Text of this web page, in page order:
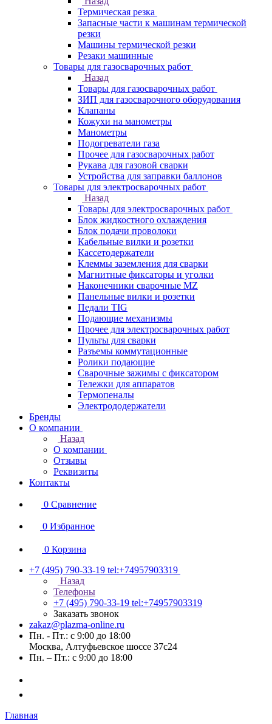
Термическая резка
Запасные части к машинам термической
резки
Машины термической резки
Резаки машинные
Товары для газосварочных работ
Назад
Товары для газосварочных работ
ЗИП для газосварочного оборудования
Клапаны
Кожухи на манометры
Манометры
Подогреватели газа
Прочее для газосварочных работ
Рукава для газовой сварки
Устройства для заправки баллонов
Товары для электросварочных работ
Назад
Товары для электросварочных работ
Блок жидкостного охлаждения
Блок подачи проволоки
Кабельные вилки и розетки
Кассетодержатели
Клеммы заземления для сварки
Магнитные фиксаторы и уголки
Наконечники сварочные MZ
Панельные вилки и розетки
Педали TIG
Подающие механизмы
Прочее для электросварочных работ
Пульты для сварки
Разъемы коммутационные
Ролики подающие
Сварочные зажимы с фиксатором
Тележки для аппаратов
Термопеналы
Электрододержатели
Бренды
О компании
Назад
О компании
Отзывы
Реквизиты
Контакты
0 Сравнение
0 Избранное
0 Корзина
+7 (495) 790-33-19 tel:+74957903319
Назад
Телефоны
+7 (495) 790-33-19 tel:+74957903319
Заказать звонок
zakaz@plazma-online.ru
Пн. - Пт.: с 9:00 до 18:00
Москва, Алтуфьевское шоссе 37с24
Пн. – Пт.: с 9:00 до 18:00
Главная